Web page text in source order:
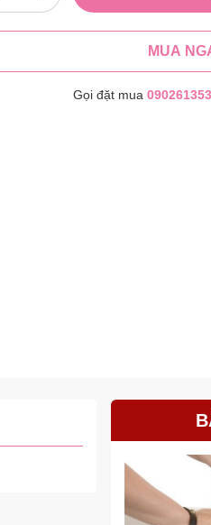
MUA
Gọi đặt mua